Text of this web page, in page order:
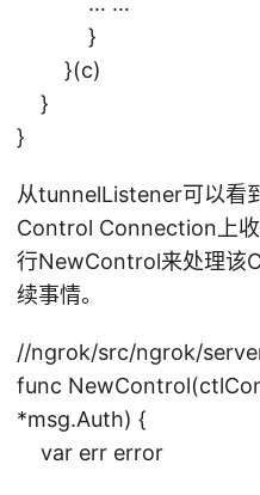
}
}(c)
}
}
从tunnelListener可以看
Control Connection上
行NewControl来处理该
续事情。
//ngrok/src/ngrok/
func
*msg.Auth) {
var err error